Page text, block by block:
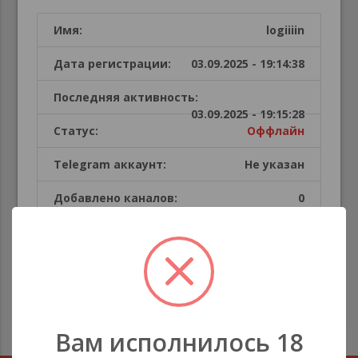
Имя: logiiiin
Дата регистрации: 03.09.2025 - 19:14:38
Последняя активность:
03.09.2025 - 19:15:28
Статус:
Оффлайн
Telegram аккаунт: Не указан
Добавлено каналов: 0
Публикации пользователя
В этой секции каналов нет
Вам исполнилось 18